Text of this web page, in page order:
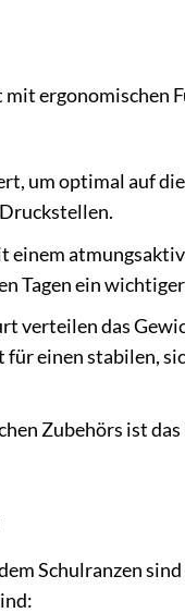
mit ergonomischen
um optimal auf
einem
Tagen ein
verteilen das
einen stabilen,
Zubehörs ist
Schulranzen